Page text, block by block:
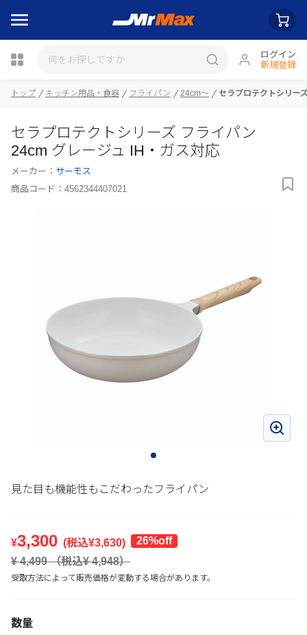
ログイン
新規登録
トップ キッチン用品・食器 フライパン 24cm～ セラプロテクトシリー
セラプロテクトシリーズ フライパン
24cm グレージュ IH・ガス対応
メーカー： サーモス
商品コード： 4562344407021
見た目も機能性もこだわったフライパン
¥3,300 (税込¥3,630)
26%off
¥ 4,499（税込¥4,948）
受取方法によって販売価格が変動する場合があります。
数量